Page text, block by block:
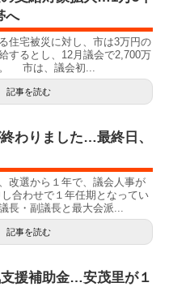
へ
住宅被災に対し、市は3万円の
するとし、12月議会で2,700万
市は、議会初...
記事を読む
わりました…最終日、
改選から１年で、議会人事が
合わせで１年任期となってい
長・副議長と最大会派...
記事を読む
援補助金…安茂里が１